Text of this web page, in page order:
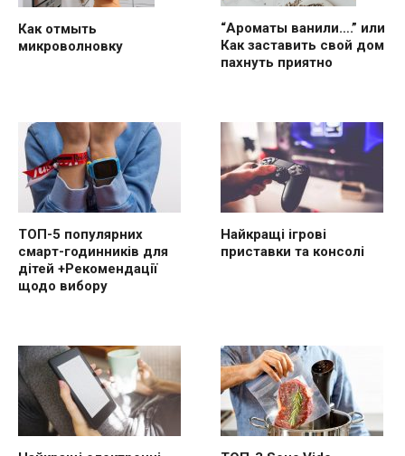
Как отмыть
микроволновку
“Ароматы ванили….” или
Как заставить свой дом
пахнуть приятно
ТОП-5 популярних
смарт-годинників для
дітей +Рекомендації
щодо вибору
Найкращі ігрові
приставки та консолі